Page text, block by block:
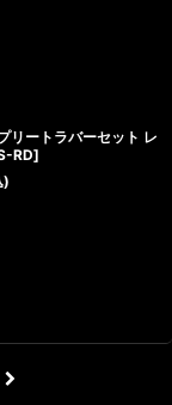
リートラバーセット レ
RD]
)